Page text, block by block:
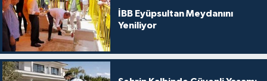
İBB Eyüpsultan Meydanını
Yeniliyor